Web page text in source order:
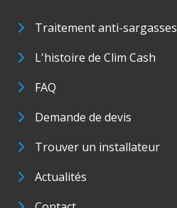
Traitement anti-sargasses
L'histoire de Clim Cash
FAQ
Demande de devis
Trouver un installateur
Actualités